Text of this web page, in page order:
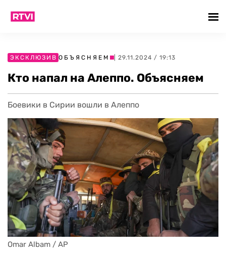
ЭКСКЛЮЗИВ ОБЪЯСНЯЕМ | 29.11.2024 / 19:13
Кто напал на Алеппо. Объясняем
Боевики в Сирии вошли в Алеппо
Omar Albam / AP